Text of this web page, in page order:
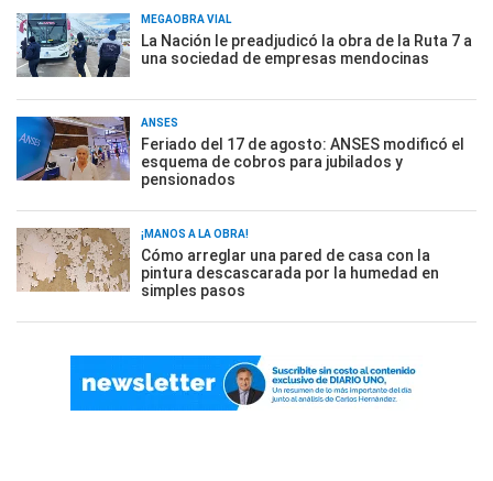
MEGAOBRA VIAL
La Nación le preadjudicó la obra de la Ruta 7 a
una sociedad de empresas mendocinas
ANSES
Feriado del 17 de agosto: ANSES modificó el
esquema de cobros para jubilados y
pensionados
¡MANOS A LA OBRA!
Cómo arreglar una pared de casa con la
pintura descascarada por la humedad en
simples pasos